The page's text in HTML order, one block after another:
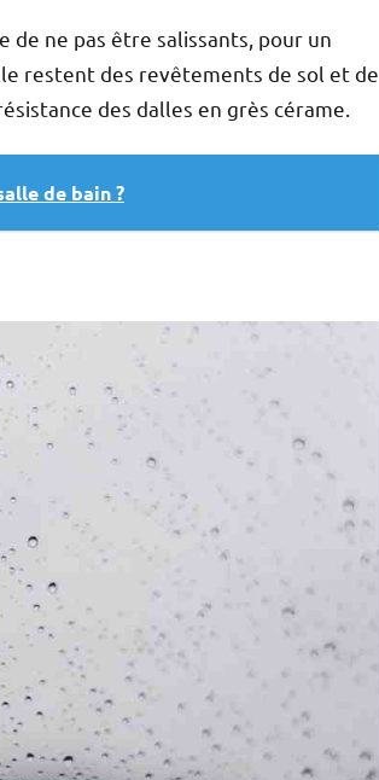
de ne pas être salissants, pour un
restent des revêtements de sol et de
des dalles en grès cérame.
de bain ?